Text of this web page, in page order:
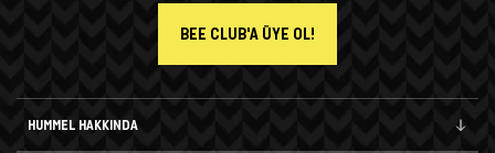
HUMMEL HAKKINDA
BEE CLUB'A ÜYE OL!